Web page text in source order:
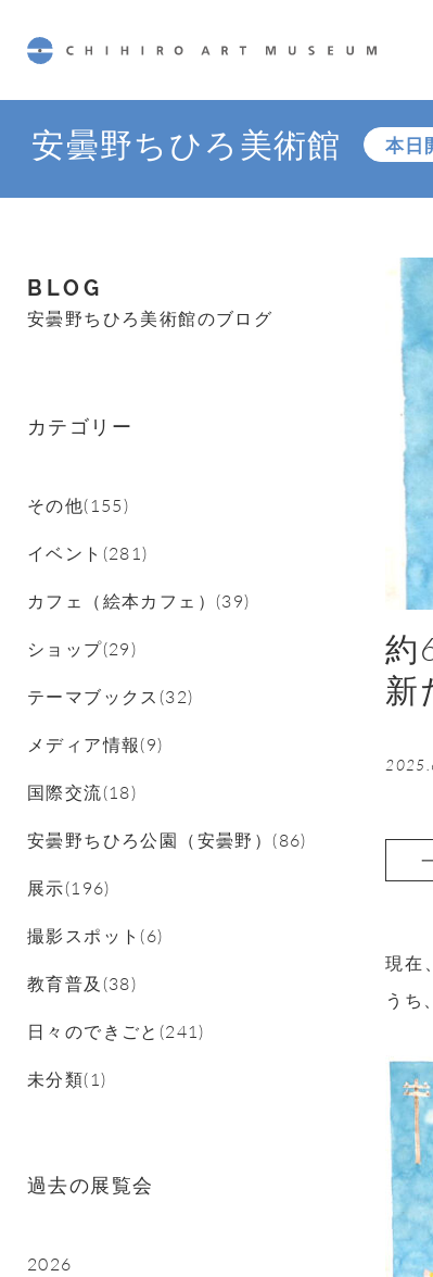
安曇野ちひろ美術館 本日
約
新
現在
うち、
BLOG
安曇野ちひろ美術館のブログ
カテゴリー
その他(155)
イベント(281)
カフェ（絵本カフェ）(39)
ショップ(29)
テーマブックス(32)
メディア情報(9)
国際交流(18)
安曇野ちひろ公園（安曇野）(86)
展示(196)
撮影スポット(6)
教育普及(38)
日々のできごと(241)
未分類(1)
過去の展覧会
2026